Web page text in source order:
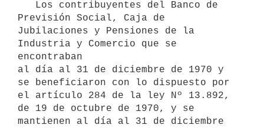
Previsión Social, Caja de
Jubilaciones y Pensiones de la
Industria y Comercio que se
encontraban
al día al 31 de diciembre de 1970 y
se beneficiaron con lo dispuesto por
el artículo 284 de la ley Nº 13.892,
de 19 de octubre de 1970, y se
mantienen al día al 31 de diciembre